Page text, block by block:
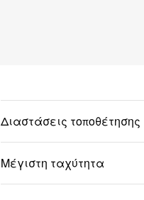
Διαστάσεις τοποθέτησης
Μέγιστη ταχύτητα